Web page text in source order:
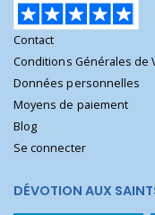
Contact
Conditions Générales de
Données personnelles
Moyens de paiement
Blog
Se connecter
DÉVOTION AUX